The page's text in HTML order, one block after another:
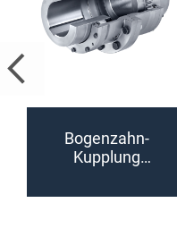
Bogenzahn-
Kupplung
SBk